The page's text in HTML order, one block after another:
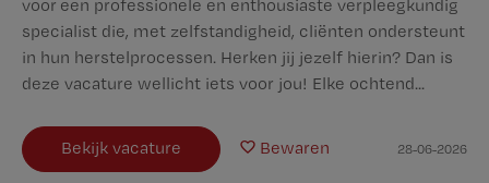
voor een professionele en enthousiaste verpleegkundig
specialist die, met zelfstandigheid, cliënten ondersteunt
in hun herstelprocessen. Herken jij jezelf hierin? Dan is
deze vacature wellicht iets voor jou! Elke ochtend...
Bekijk vacature Bewaren 28-06-2026